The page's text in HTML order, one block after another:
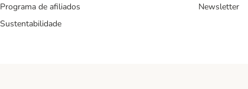
Programa de afiliados
Sustentabilidade
Newsletter